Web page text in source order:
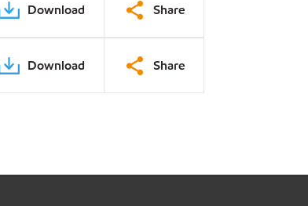
Download Share
Download Share